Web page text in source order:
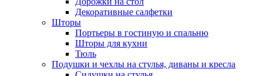
Декоративные салфетки
Шторы
Портьеры в гостиную и спальню
Шторы для кухни
Тюль
Подушки и чехлы на стулья, диваны и кресла